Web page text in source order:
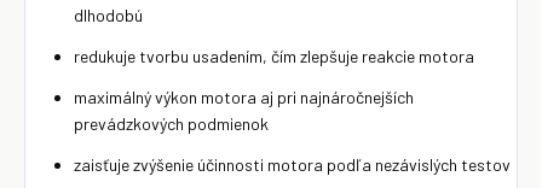
dlhodobú
redukuje tvorbu usadením, čím zlepšuje reakcie motora
maximálný výkon motora aj pri najnáročnejších
prevádzkových podmienok
zaisťuje zvýšenie účinnosti motora podľa nezávislých testov